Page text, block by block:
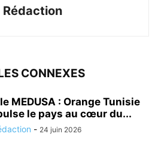
Rédaction
CONNEXES
MEDUSA : Orange Tunisie
le pays au cœur du...
- 24 juin 2026